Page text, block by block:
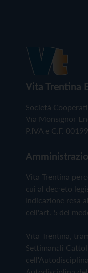
Vita Trentina
Società
Via Monsignor
P.IVA e C.F.
Vita Trentina
cui al decreto
Indicazione resa
dell'art. 5 del
Vita Trentina,
Settimanali